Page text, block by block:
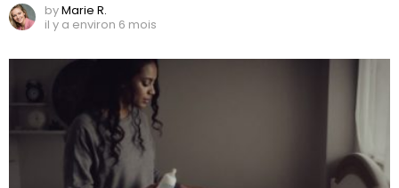
byMarie R.
il y a environ 6 mois